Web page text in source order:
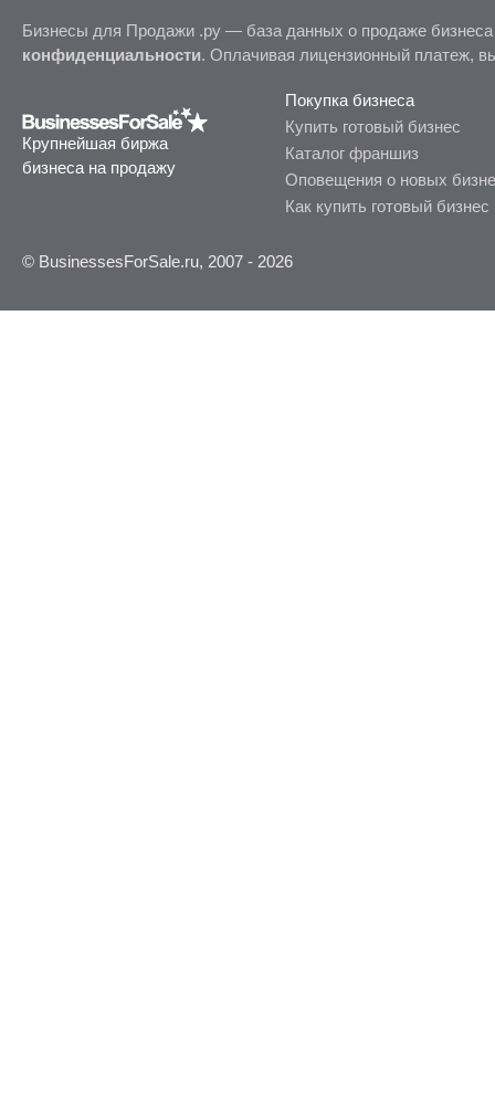
Бизнесы для Продажи .ру — база данных о продаже
конфиденциальности. Оплачивая лицензионный платеж,
Крупнейшая биржа
бизнеса на продажу
Покупка бизнеса
Купить готовый бизнес
Каталог франшиз
Оповещения о новых
Как купить готовый бизнес
© BusinessesForSale.ru, 2007 - 2026